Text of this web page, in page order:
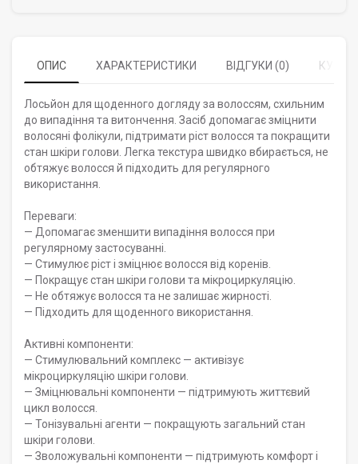
ОПИС ХАРАКТЕРИСТИКИ ВІДГУКИ (0)
Лосьйон для щоденного догляду за волоссям, схильним
до випадіння та витончення. Засіб допомагає зміцнити
волосяні фолікули, підтримати ріст волосся та покращити
стан шкіри голови. Легка текстура швидко вбирається, не
обтяжує волосся й підходить для регулярного
використання.
Переваги:
— Допомагає зменшити випадіння волосся при
регулярному застосуванні.
— Стимулює ріст і зміцнює волосся від коренів.
— Покращує стан шкіри голови та мікроциркуляцію.
— Не обтяжує волосся та не залишає жирності.
— Підходить для щоденного використання.
Активні компоненти:
— Стимулювальний комплекс — активізує
мікроциркуляцію шкіри голови.
— Зміцнювальні компоненти — підтримують життєвий
цикл волосся.
— Тонізувальні агенти — покращують загальний стан
шкіри голови.
— Зволожувальні компоненти — підтримують комфорт і